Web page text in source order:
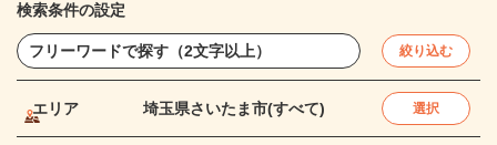
検索条件の設定
絞り込む
エリア 埼玉県さいたま市(すべて) 選択